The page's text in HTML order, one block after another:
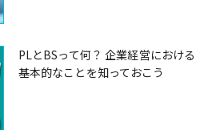
PLとBSって何？ 企業経営における
基本的なことを知っておこう